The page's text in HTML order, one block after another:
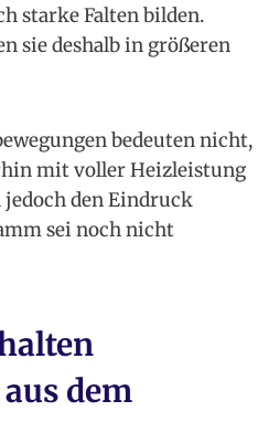
starke Falten bilden.
sie deshalb in größeren
bedeuten nicht,
mit voller Heizleistung
den Eindruck
sei noch nicht
dem